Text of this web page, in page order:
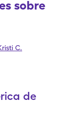
sobre
C.
de